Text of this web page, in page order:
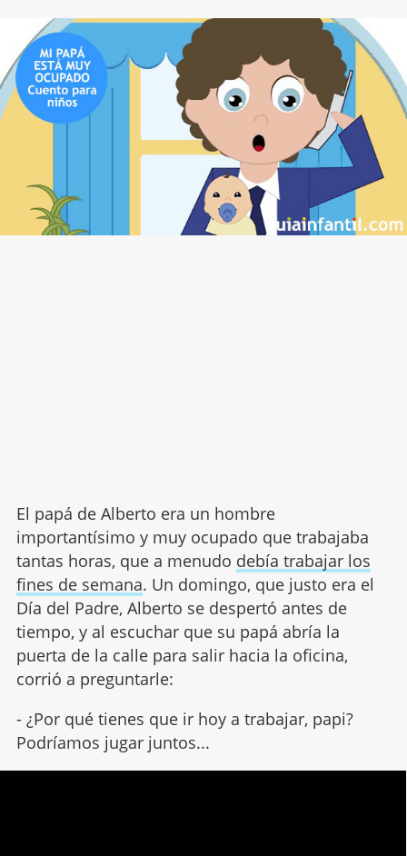
El papá de Alberto era un hombre
importantísimo y muy ocupado que trabajaba
tantas horas, que a menudo debía trabajar los
fines de semana. Un domingo, que justo era el
Día del Padre, Alberto se despertó antes de
tiempo, y al escuchar que su papá abría la
puerta de la calle para salir hacia la oficina,
corrió a preguntarle:
- ¿Por qué tienes que ir hoy a trabajar, papi?
Podríamos jugar juntos...